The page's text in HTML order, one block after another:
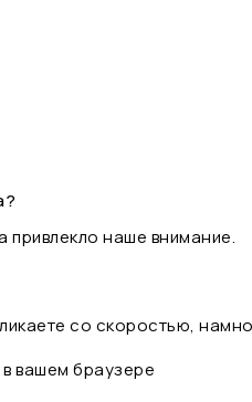
привлекло наше внимание.
со скоростью,
вашем браузере